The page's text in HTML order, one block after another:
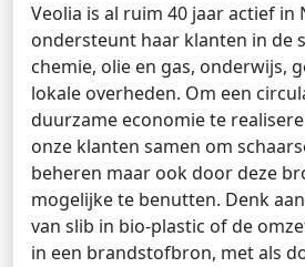
Veolia is al ruim 40 jaar actief in
ondersteunt haar klanten in de
chemie, olie en gas, onderwijs,
lokale overheden. Om een
duurzame economie te
onze klanten samen om
beheren maar ook door deze
mogelijke te benutten. Denk
van slib in bio-plastic of de
in een brandstofbron, met als